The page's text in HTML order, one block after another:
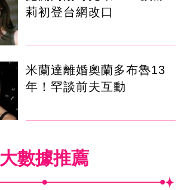
莉初登台網改口
米蘭達離婚奧蘭多布魯13
年！罕談前夫互動
大數據推薦